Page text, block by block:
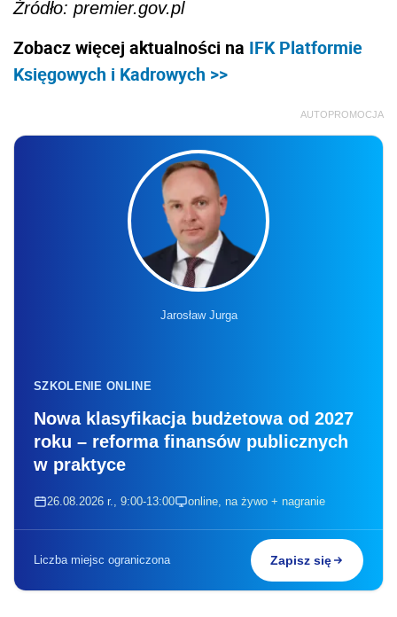
Źródło: premier.gov.pl
Zobacz więcej aktualności na IFK Platformie
Księgowych i Kadrowych >>
AUTOPROMOCJA
Jarosław Jurga
SZKOLENIE ONLINE
Nowa klasyfikacja budżetowa od 2027
roku – reforma finansów publicznych
w praktyce
26.08.2026 r., 9:00-13:00 online, na żywo + nagranie
Liczba miejsc ograniczona Zapisz się